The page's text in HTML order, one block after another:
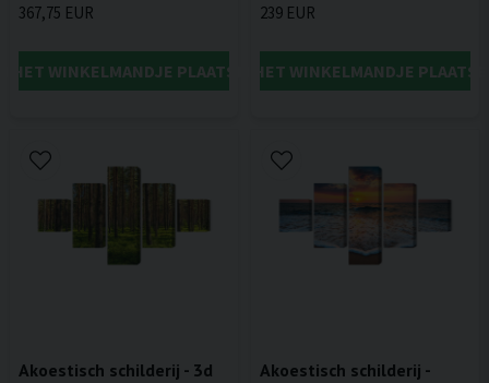
367,75 EUR
HET WINKELMANDJE PLAATSEN
239 EUR
IN HET WINKELMANDJE
Akoestisch schilderij - 3d
Akoestisch schilderij -